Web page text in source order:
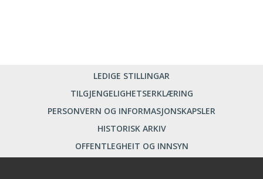
LEDIGE STILLINGAR
TILGJENGELIGHETSERKLÆRING
PERSONVERN OG INFORMASJONSKAPSLER
HISTORISK ARKIV
OFFENTLEGHEIT OG INNSYN